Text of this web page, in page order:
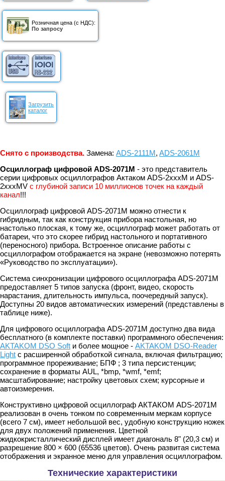
Розничная цена (с НДС):
По запросу
Загрузить
каталог
Снято с производства. Замена: ADS-2111M, ADS-2061M
Осциллограф цифровой ADS-2071M - это представитель
серии цифровых осциллографов Актаком ADS-2ххxM и ADS-
2хххMV с глубиной записи 10 миллионов точек на каждый
канал!!!
Осциллограф цифровой ADS-2071M можно отнести к
гибридным, так как конструкция прибора настольная, но
настолько плоская, к тому же, осциллограф может работать от
батареи, что это скорее гибрид настольного и портативного
(переносного) прибора. Встроенное описание работы с
осциллографом отображается на экране (невозможно потерять
«Руководство по эксплуатации»).
Система синхронизации цифрового осциллографа ADS-2071M
предоставляет 5 типов запуска (фронт, видео, скорость
нарастания, длительность импульса, поочередный запуск).
Доступны 20 видов автоматических измерений (представлены в
таблице ниже).
Для цифрового осциллографа ADS-2071M доступно два вида
бесплатного (в комплекте поставки) программного обеспечения:
AKTAKOM DSO Soft и более мощное - AKTAKOM DSO-Reader
Light с расширенной обработкой сигнала, включая фильтрацию;
программное прореживание; БПФ ; 3 типа персистенции;
сохранение в форматы AUL, *bmp, *wmf, *emf;
масштабирование; настройку цветовых схем; курсорные и
автоизмерения.
Конструктивно цифровой осциллограф АКТАКОМ ADS-2071M
реализован в очень тонком по современным меркам корпусе
(всего 7 см), имеет небольшой вес, удобную конструкцию ножек
для двух положений применения. Цветной
жидкокристаллический дисплей имеет диагональ 8" (20,3 см) и
разрешение 800 × 600 (65536 цветов). Очень развитая система
отображения и экранное меню для управления осциллографом.
Технические характеристики